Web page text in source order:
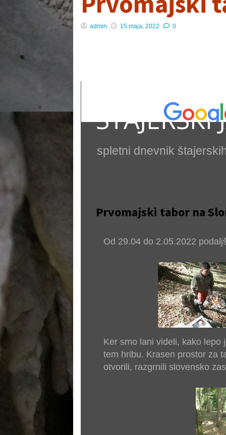
admin 15 maja, 2022 0
ŠTAJERSKI
spletni dnevnik
Prvomajski tabor na
Od 29.04 do 2.05.2022
Ker smo lani videli, kako lepo
tem hribu. Krasen prostor za
otvorili, razgrnili slovensko